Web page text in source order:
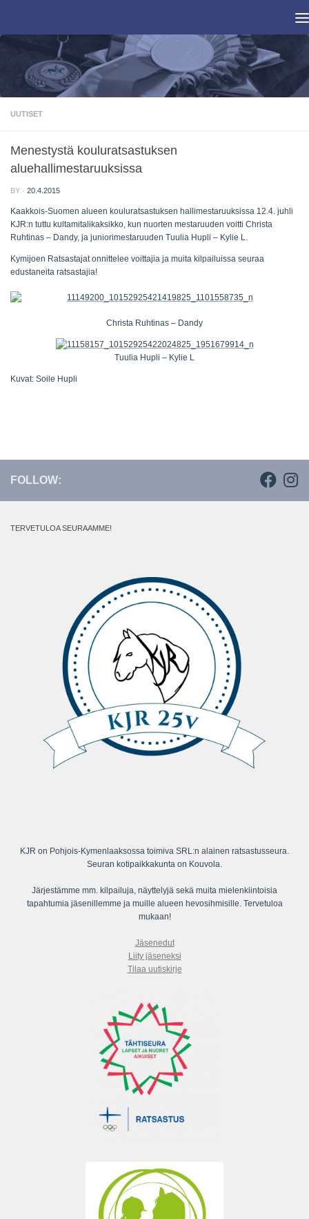
UUTISET
Menestystä kouluratsastuksen
aluehallimestaruuksissa
BY · 20.4.2015
Kaakkois-Suomen alueen kouluratsastuksen hallimestaruuksissa 12.4. juhli
KJR:n tuttu kultamitalikaksikko, kun nuorten mestaruuden voitti Christa
Ruhtinas – Dandy, ja juniorimestaruuden Tuulia Hupli – Kylie L.
Kymijoen Ratsastajat onnittelee voittajia ja muita kilpailuissa seuraa
edustaneita ratsastajia!
Christa Ruhtinas – Dandy
Tuulia Hupli – Kylie L
Kuvat: Soile Hupli
FOLLOW:
TERVETULOA SEURAAMME!
KJR on Pohjois-Kymenlaaksossa toimiva SRL:n alainen ratsastusseura.
Seuran kotipaikkakunta on Kouvola.
Järjestämme mm. kilpailuja, näyttelyjä sekä muita mielenkiintoisia
tapahtumia jäsenillemme ja muille alueen hevosihmisille. Tervetuloa
mukaan!
Jäsenedut
Liity jäseneksi
Tilaa uutiskirje